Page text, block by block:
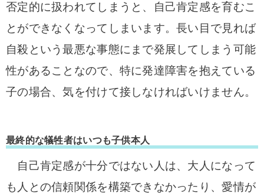
否定的に扱われてしまうと、自己肯定感を育むこ
とができなくなってしまいます。長い目で見れば
自殺という最悪な事態にまで発展してしまう可能
性があることなので、特に発達障害を抱えている
子の場合、気を付けて接しなければいけません。
最終的な犠牲者はいつも子供本人
自己肯定感が十分ではない人は、大人になって
も人との信頼関係を構築できなかったり、愛情が